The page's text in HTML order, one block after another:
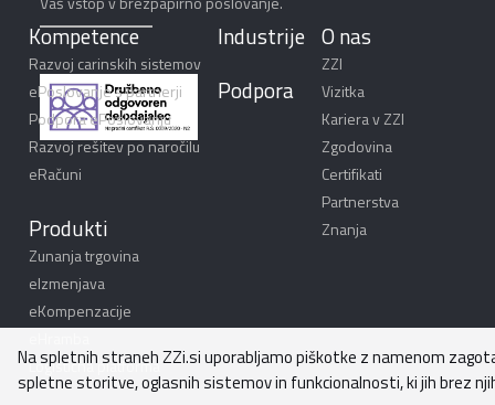
Na spletnih straneh ZZi.si uporabljamo piškotke z namenom
spletne storitve, oglasnih sistemov in funkcionalnosti, ki jih brez
Kompetence
Razvoj carinskih sistemov
ePoslovanje s partnerji
Podpora ePoslovanju
Razvoj rešitev po naročilu
eRačuni
Produkti
Zunanja trgovina
eIzmenjava
eKompenzacije
Logistična platforma
Industrije
Podpora
O nas
ZZI
Vizitka
Kariera v ZZI
Zgodovina
Certifikati
Partnerstva
Znanja